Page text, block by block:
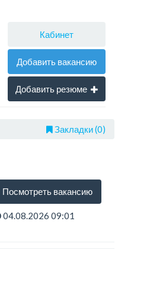
Кабинет
Добавить вакансию
Добавить резюме
Закладки (0)
Посмотреть вакансию
04.08.2026 09:01